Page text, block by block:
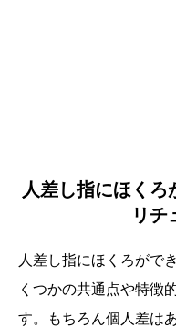
人差し指にほく
リチ
人差し指にほくろがで
くつかの共通点や特徴
す。もちろん個人差は